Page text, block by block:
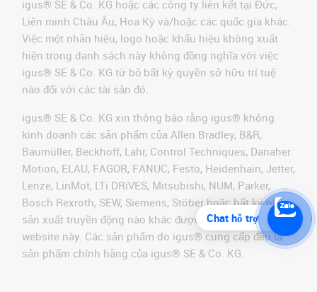
igus® SE & Co. KG hoặc các công ty liên kết tại Đức,
Liên minh Châu Âu, Hoa Kỳ và/hoặc các quốc gia khác.
Việc một nhãn hiệu, logo hoặc khẩu hiệu không xuất
hiện trong danh sách này không đồng nghĩa với việc
igus® SE & Co. KG từ bỏ bất kỳ quyền sở hữu trí tuệ
nào đối với các tài sản đó.
igus® SE & Co. KG xin thông báo rằng igus® không
kinh doanh các sản phẩm của Allen Bradley, B&R,
Baumüller, Beckhoff, Lahr, Control Techniques, Danaher
Motion, ELAU, FAGOR, FANUC, Festo, Heidenhain, Jetter,
Lenze, LinMot, LTi DRiVES, Mitsubishi, NUM, Parker,
Bosch Rexroth, SEW, Siemens, Stöber hoặc bất kỳ nhà
sản xuất truyền động nào khác được đề cập trên
website này. Các sản phẩm do igus® cung cấp đều là
sản phẩm chính hãng của igus® SE & Co. KG.
Chat hỗ trợ